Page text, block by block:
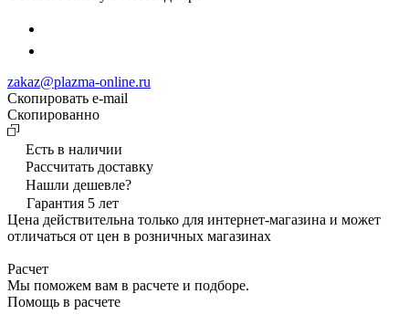
zakaz@plazma-online.ru
Скопировать e-mail
Cкопированно
Есть в наличии
Рассчитать доставку
Нашли дешевле?
Гарантия 5 лет
Цена действительна только для интернет-магазина и может
отличаться от цен в розничных магазинах
Расчет
Мы поможем вам в расчете и подборе.
Помощь в расчете